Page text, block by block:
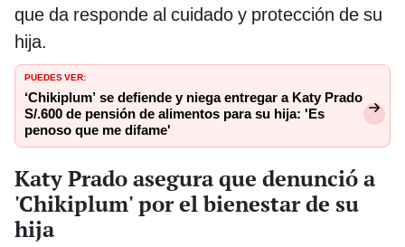
que da responde al cuidado y protección de su
hija.
PUEDES VER:
‘Chikiplum’ se defiende y niega entregar a Katy Prado
S/.600 de pensión de alimentos para su hija: 'Es
penoso que me difame'
Katy Prado asegura que denunció a
'Chikiplum' por el bienestar de su
hija